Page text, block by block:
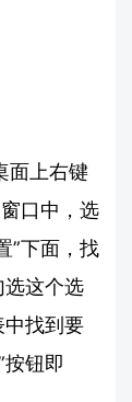
面上右键
口中，选
”下面，找
选这个选
中找到要
钮即